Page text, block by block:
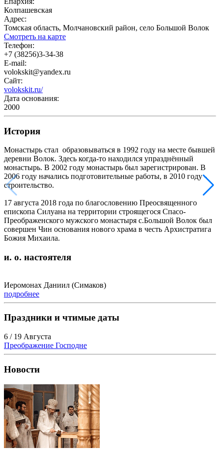
Колпашевская
Адрес:
Томская область, Молчановский район, село Большой Волок
Смотреть на карте
Телефон:
+7 (38256)3-34-38
E-mail:
volokskit@yandex.ru
Сайт:
volokskit.ru/
Дата основания:
2000
История
Монастырь стал образовываться в 1992 году на месте бывшей
деревни Волок. Здесь когда-то находился упразднённый
монастырь. В 2002 году монастырь был зарегистрирован. В
2006 году начались подготовительные работы, в 2010 году -
строительство.
17 августа 2018 года по благословению Преосвященного
епископа Силуана на территории строящегося Спасо-
Преображенского мужского монастыря с.Большой Волок был
совершен Чин основания нового храма в честь Архистратига
Божия Михаила.
и. о. настоятеля
Иеромонах Даниил (Симаков)
подробнее
Праздники и чтимые даты
6 / 19 Августа
Преображение Господне
Новости